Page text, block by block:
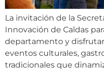
La invitación de la
Innovación de Caldas
departamento y
eventos culturales,
tradicionales que